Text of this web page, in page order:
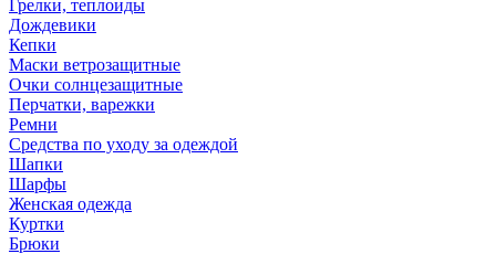
Грелки, теплоиды
Дождевики
Кепки
Маски ветрозащитные
Очки солнцезащитные
Перчатки, варежки
Ремни
Средства по уходу за одеждой
Шапки
Шарфы
Женская одежда
Куртки
Брюки